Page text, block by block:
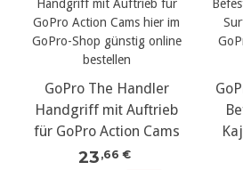
GoPro The Handler
Handgriff mit Auftrieb
für GoPro Action Cams
23 ,66 €